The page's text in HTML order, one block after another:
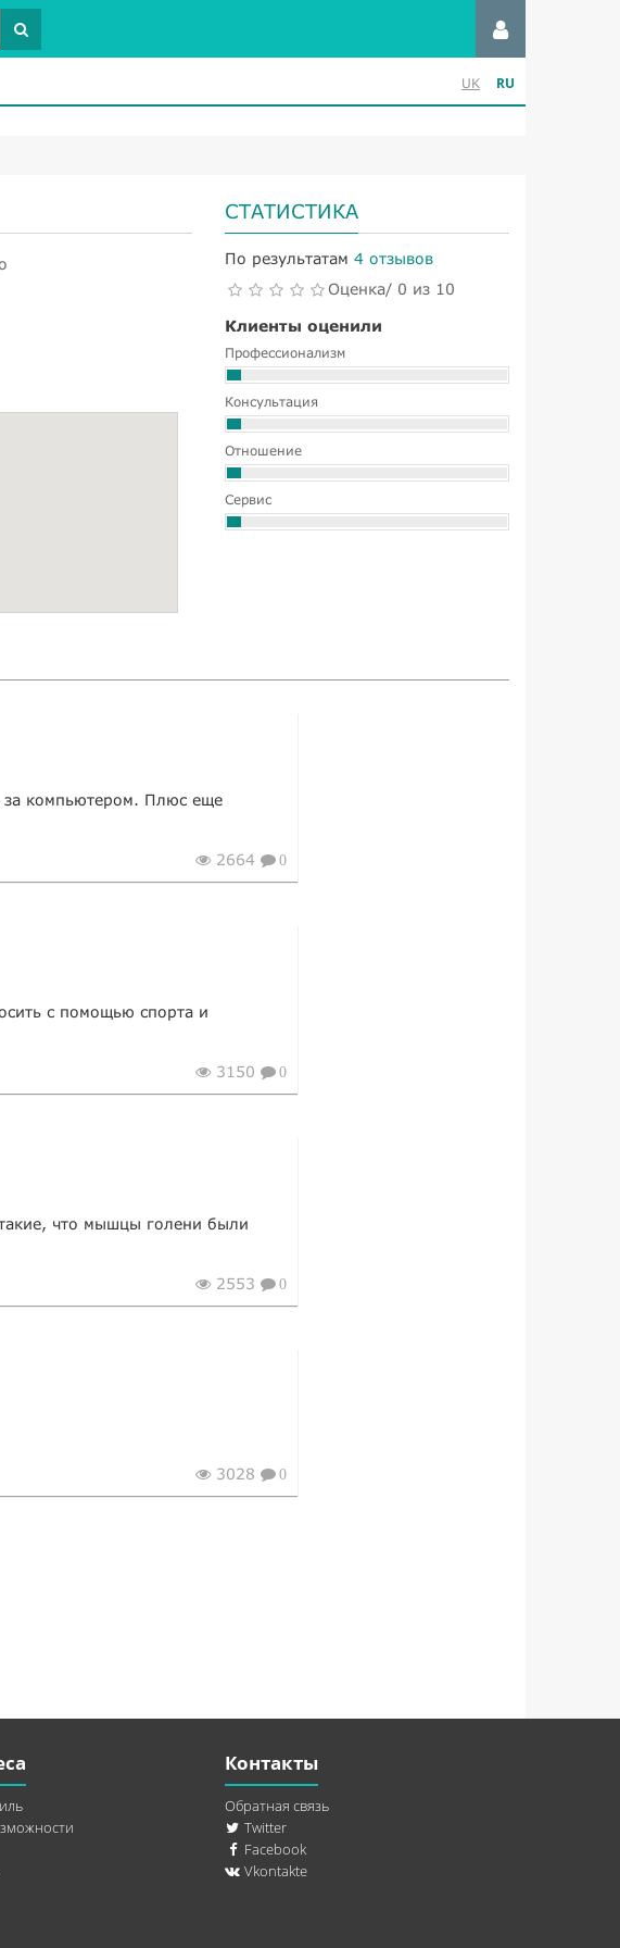
UK RU
СТАТИСТИКА
По результатам 4 отзывов
Оценка/ 0 из 10
Клиенты оценили
Профессионализм
Консультация
Отношение
Сервис
за компьютером. Плюс еще
2664 0
с помощью спорта и
3150 0
что мышцы голени были
2553 0
3028 0
Контакты
Обратная связь
Twitter
Facebook
Vkontakte